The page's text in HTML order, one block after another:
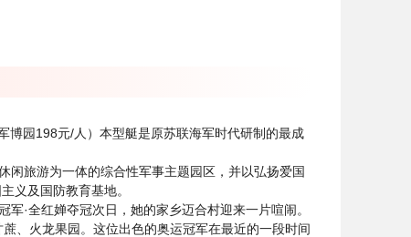
博园198元/人）本型艇是原苏联海军时代研制的最成
闲旅游为一体的综合性军事主题园区，并以弘扬爱国
义及国防教育基地。
·全红婵夺冠次日，她的家乡迈合村迎来一片喧闹。
、火龙果园。这位出色的奥运冠军在最近的一段时间